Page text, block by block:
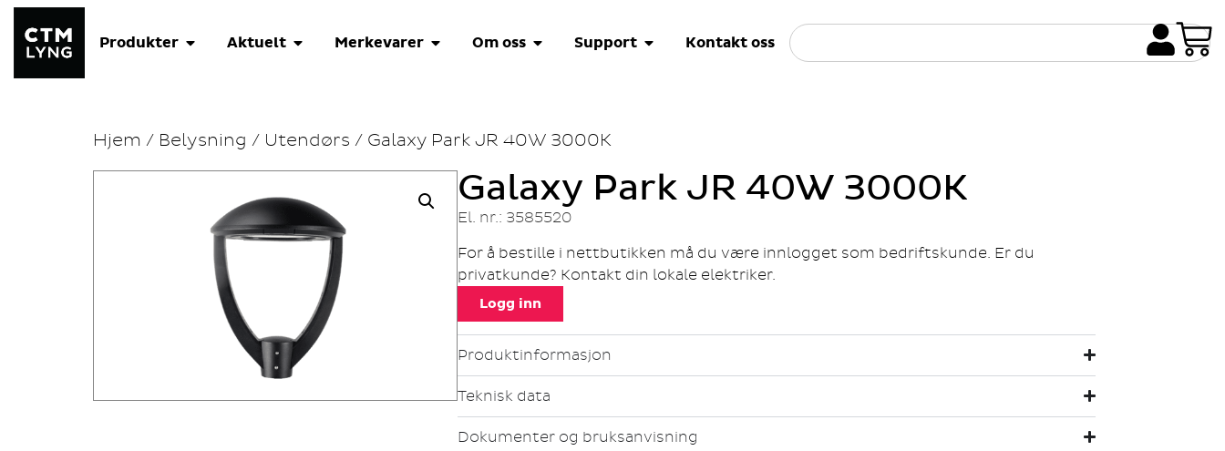
Produkter Aktuelt Merkevarer Om oss Support Kontakt oss
Hjem / Belysning / Utendørs / Galaxy Park JR 40W 3000K
Galaxy Park JR 40W 3000K
El. nr.: 3585520
For å bestille i nettbutikken må du være innlogget som bedriftskunde. Er du
privatkunde? Kontakt din lokale elektriker.
Logg inn
Produktinformasjon
Teknisk data
Dokumenter og bruksanvisning